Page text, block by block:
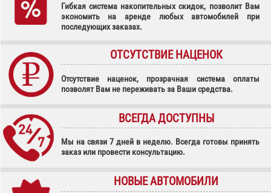
Гибкая система накопительных скидок, позволит Вам
экономить на аренде любых автомобилей при
последующих заказах.
ОТСУТСТВИЕ НАЦЕНОК
Отсутствие наценок, прозрачная система оплаты
позволят Вам не переживать за Ваши средства.
ВСЕГДА ДОСТУПНЫ
Мы на связи 7 дней в неделю. Всегда готовы принять
заказ или провести консультацию.
НОВЫЕ АВТОМОБИЛИ